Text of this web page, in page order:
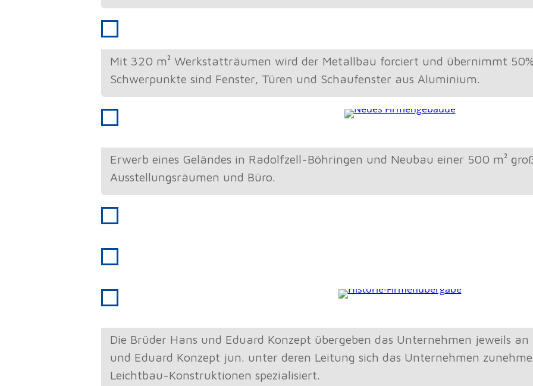
1969
Metallbau Erweiterung
Mit 320 m² Werkstatträumen wird der Metallbau forciert und übernimmt
Schwerpunkte sind Fenster, Türen und Schaufenster aus Aluminium.
1972
Erwerb eines Geländes in Radolfzell-Böhringen und Neubau einer 500 m²
Ausstellungsräumen und Büro.
1973
Übergang zum reinen Metallbau
1988
25-jähriges Firmenjubiläum
1995
Die Brüder Hans und Eduard Konzept übergeben das Unternehmen jeweils an
und Eduard Konzept jun. unter deren Leitung sich das Unternehmen
Leichtbau-Konstruktionen spezialisiert.